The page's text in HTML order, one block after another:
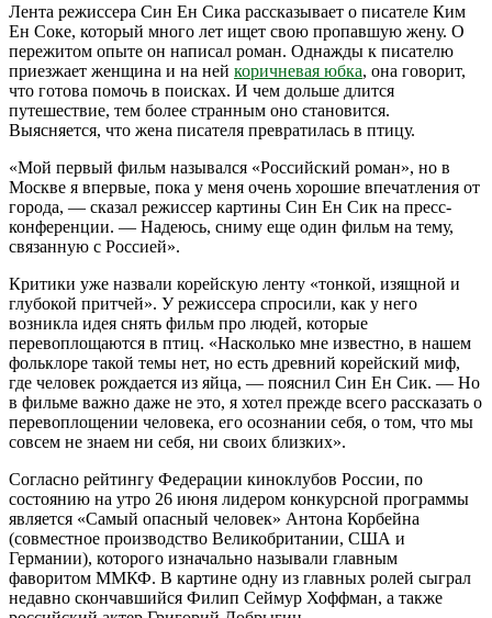
Лента режиссера Син Ен Сика рассказывает о писателе Ким
Ен Соке, который много лет ищет свою пропавшую жену. О
пережитом опыте он написал роман. Однажды к писателю
приезжает женщина и на ней коричневая юбка, она говорит,
что готова помочь в поисках. И чем дольше длится
путешествие, тем более странным оно становится.
Выясняется, что жена писателя превратилась в птицу.
«Мой первый фильм назывался «Российский роман», но в
Москве я впервые, пока у меня очень хорошие впечатления от
города, — сказал режиссер картины Син Ен Сик на пресс-
конференции. — Надеюсь, сниму еще один фильм на тему,
связанную с Россией».
Критики уже назвали корейскую ленту «тонкой, изящной и
глубокой притчей». У режиссера спросили, как у него
возникла идея снять фильм про людей, которые
перевоплощаются в птиц. «Насколько мне известно, в нашем
фольклоре такой темы нет, но есть древний корейский миф,
где человек рождается из яйца, — пояснил Син Ен Сик. — Но
в фильме важно даже не это, я хотел прежде всего рассказать о
перевоплощении человека, его осознании себя, о том, что мы
совсем не знаем ни себя, ни своих близких».
Согласно рейтингу Федерации киноклубов России, по
состоянию на утро 26 июня лидером конкурсной программы
является «Самый опасный человек» Антона Корбейна
(совместное производство Великобритании, США и
Германии), которого изначально называли главным
фаворитом ММКФ. В картине одну из главных ролей сыграл
недавно скончавшийся Филип Сеймур Хоффман, а также